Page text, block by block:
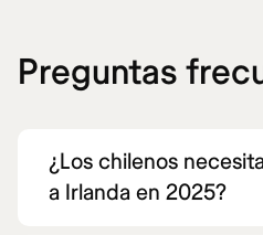
Preguntas
¿Los chilenos
a Irlanda en 2025?